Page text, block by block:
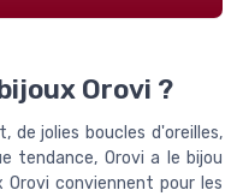
Orovi ?
de jolies boucles d'oreilles,
tendance, Orovi a le bijou
Orovi conviennent pour les